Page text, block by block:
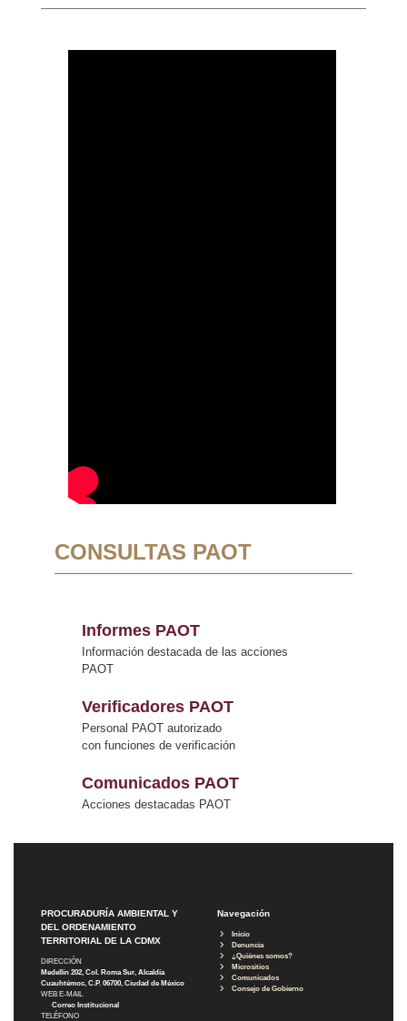
CONSULTAS PAOT
Informes PAOT
Información destacada de las acciones
PAOT
Verificadores PAOT
Personal PAOT autorizado
con funciones de verificación
Comunicados PAOT
Acciones destacadas PAOT
PROCURADURÍA AMBIENTAL Y
DEL ORDENAMIENTO
TERRITORIAL DE LA CDMX
DIRECCIÓN
Medellín 202, Col. Roma Sur, Alcaldía
Cuauhtémoc, C.P. 06700, Ciudad de México
WEB E-MAIL
Correo Institucional
TELÉFONO
Navegación
Inicio
Denuncia
¿Quiénes somos?
Micrositios
Comunicados
Consejo de Gobierno